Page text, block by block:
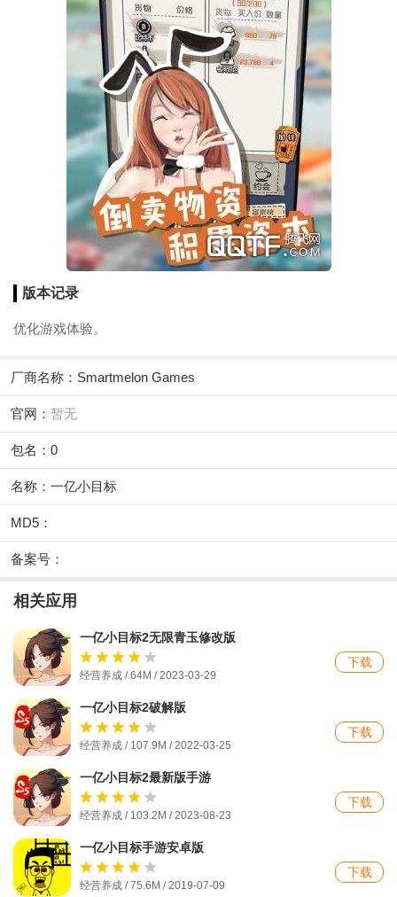
版本记录
优化游戏体验。
厂商名称： Smartmelon Games
官网： 暂无
包名：0
名称：一亿小目标
MD5：
备案号：
相关应用
一亿小目标2无限青玉修改版
经营养成 / 64M / 2023-03-29
下载
一亿小目标2破解版
经营养成 / 107.9M / 2022-03-25
下载
一亿小目标2最新版手游
经营养成 / 103.2M / 2023-08-23
下载
一亿小目标手游安卓版
经营养成 / 75.6M / 2019-07-09
下载